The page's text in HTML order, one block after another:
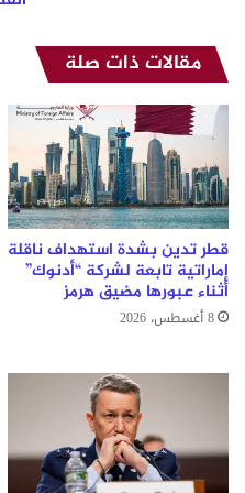
مقالات ذات صلة
قطر تدين بشدة استهداف ناقلة
إماراتية تابعة لشركة “أدنوك”
أثناء عبورها مضيق هرمز
8 أغسطس، 2026